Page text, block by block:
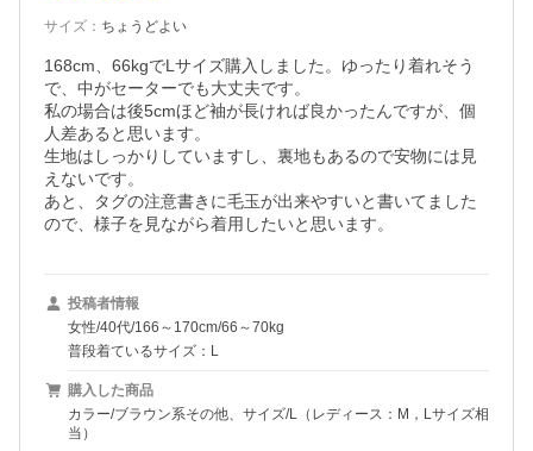
サイズ ： ちょうどよい
168cm、66kgでLサイズ購入しました。ゆったり着れそう
で、中がセーターでも大丈夫です。
私の場合は後5cmほど袖が長ければ良かったんですが、個
人差あると思います。
生地はしっかりしていますし、裏地もあるので安物には見
えないです。
あと、タグの注意書きに毛玉が出来やすいと書いてました
ので、様子を見ながら着用したいと思います。
投稿者情報
女性/40代/166～170cm/66～70kg
普段着ているサイズ：L
購入した商品
カラー/ブラウン系その他、サイズ/L（レディース：M，Lサイズ相
当）